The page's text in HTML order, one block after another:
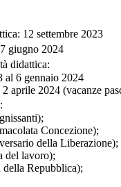
12 settembre 2023
giugno 2024
didattica:
al 6 gennaio 2024
aprile 2024 (vacanze
Concezione);
della Liberazione);
del lavoro);
della Repubblica);